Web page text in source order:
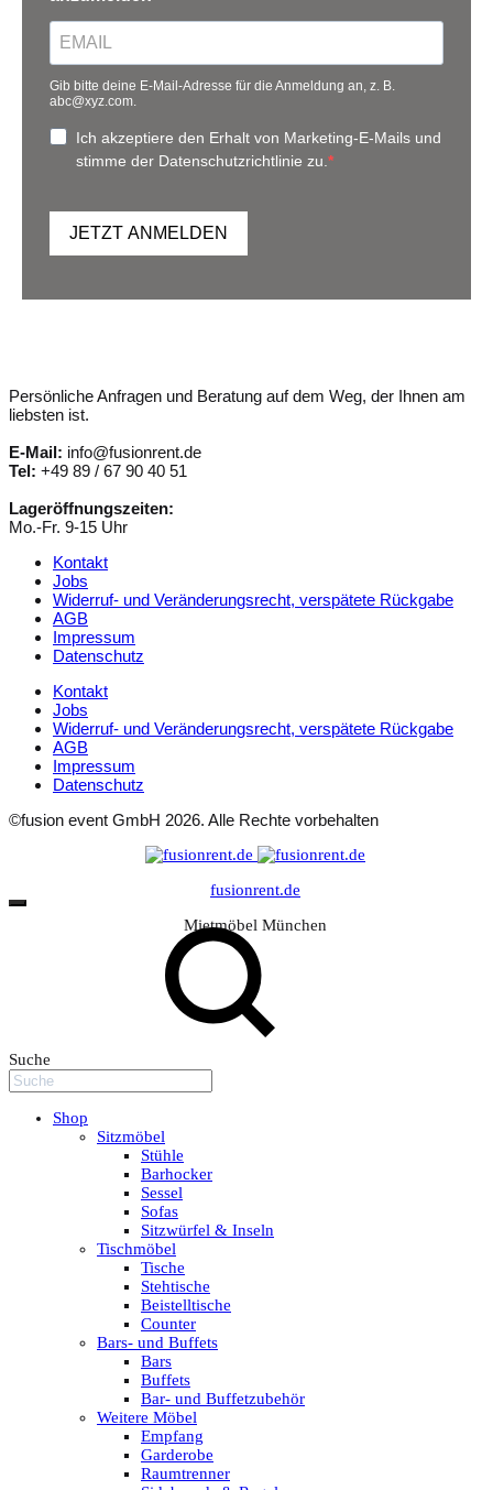
Gib bitte deine E-Mail-Adresse für die Anmeldung an, z. B.
abc@xyz.com.
Ich akzeptiere den Erhalt von Marketing-E-Mails und
stimme der Datenschutzrichtlinie zu.
JETZT ANMELDEN
Persönliche Anfragen und Beratung auf dem Weg, der Ihnen am
liebsten ist.
E-Mail: info@fusionrent.de
Tel: +49 89 / 67 90 40 51
Lageröffnungszeiten:
Mo.-Fr. 9-15 Uhr
Kontakt
Jobs
Widerruf- und Veränderungsrecht, verspätete Rückgabe
AGB
Impressum
Datenschutz
Kontakt
Jobs
Widerruf- und Veränderungsrecht, verspätete Rückgabe
AGB
Impressum
Datenschutz
©fusion event GmbH 2026. Alle Rechte vorbehalten
fusionrent.de
Mietmöbel München
Suche
Shop
Sitzmöbel
Stühle
Barhocker
Sessel
Sofas
Sitzwürfel & Inseln
Tischmöbel
Tische
Stehtische
Beistelltische
Counter
Bars- und Buffets
Bars
Buffets
Bar- und Buffetzubehör
Weitere Möbel
Empfang
Garderobe
Raumtrenner